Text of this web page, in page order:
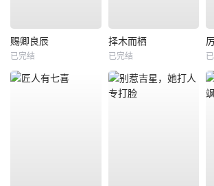
赐卿良辰
已完结
择木而栖
已完结